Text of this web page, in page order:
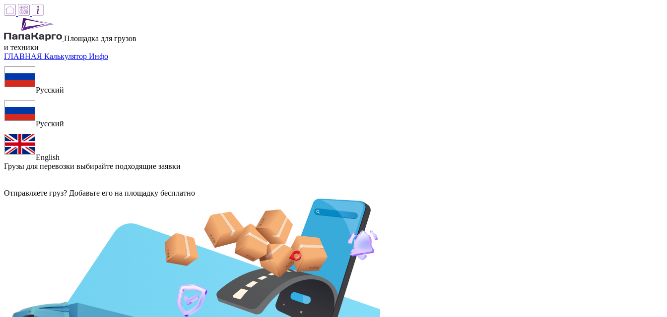
Площадка для грузов
и техники
ГЛАВНАЯ Калькулятор Инфо
Русский
Русский
English
Грузы для перевозки выбирайте подходящие заявки
Отправляете груз? Добавьте его на площадку бесплатно